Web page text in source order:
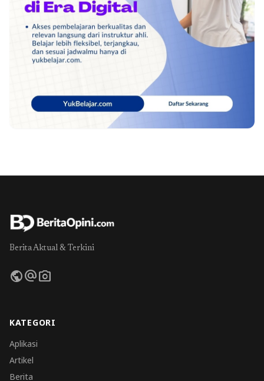
Berita Aktual & Terkini
publicalternate_emailphoto_camera
KATEGORI
Aplikasi
Artikel
Berita